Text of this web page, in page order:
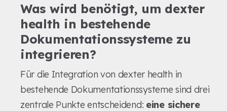
Was wird benötigt, um dexter
health in bestehende
Dokumentationssysteme zu
integrieren?
Für die Integration von dexter health in
bestehende Dokumentationssysteme sind drei
zentrale Punkte entscheidend: eine sichere